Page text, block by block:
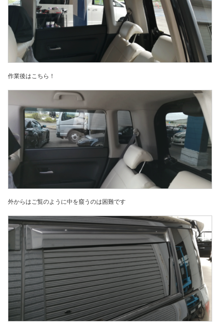
作業後はこちら！
外からはご覧のように中を窺うのは困難です